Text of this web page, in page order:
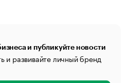
и публикуйте новости
и развивайте личный бренд